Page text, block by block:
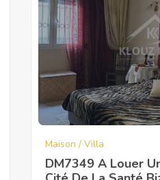
Maison / Villa
DM7349 A Louer